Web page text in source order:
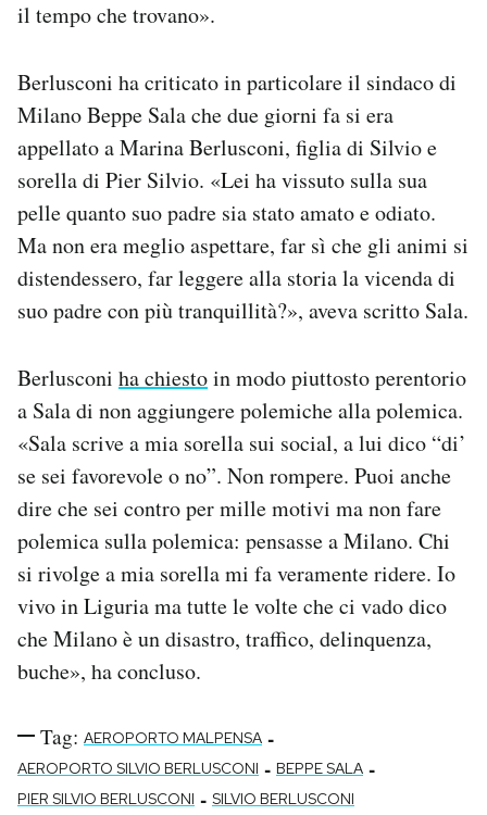
il tempo che trovano».
Berlusconi ha criticato in particolare il sindaco di
Milano Beppe Sala che due giorni fa si era
appellato a Marina Berlusconi, figlia di Silvio e
sorella di Pier Silvio. «Lei ha vissuto sulla sua
pelle quanto suo padre sia stato amato e odiato.
Ma non era meglio aspettare, far sì che gli animi si
distendessero, far leggere alla storia la vicenda di
suo padre con più tranquillità?», aveva scritto Sala.
Berlusconi ha chiestoin modo piuttosto perentorio
a Sala di non aggiungere polemiche alla polemica.
«Sala scrive a mia sorella sui social, a lui dico “di’
se sei favorevole o no”. Non rompere. Puoi anche
dire che sei contro per mille motivi ma non fare
polemica sulla polemica: pensasse a Milano. Chi
si rivolge a mia sorella mi fa veramente ridere. Io
vivo in Liguria ma tutte le volte che ci vado dico
che Milano è un disastro, traffico, delinquenza,
buche», ha concluso.
Tag: AEROPORTO MALPENSA -
AEROPORTO SILVIO BERLUSCONI - BEPPE SALA -
PIER SILVIO BERLUSCONI - SILVIO BERLUSCONI